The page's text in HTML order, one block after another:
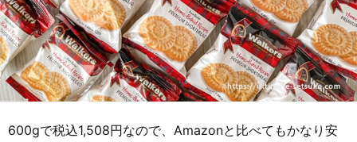
600gで税込1,508円なので、Amazonと比べてもかなり安